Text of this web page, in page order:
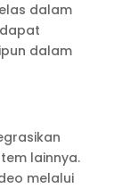
dalam
dalam
lainnya.
melalui